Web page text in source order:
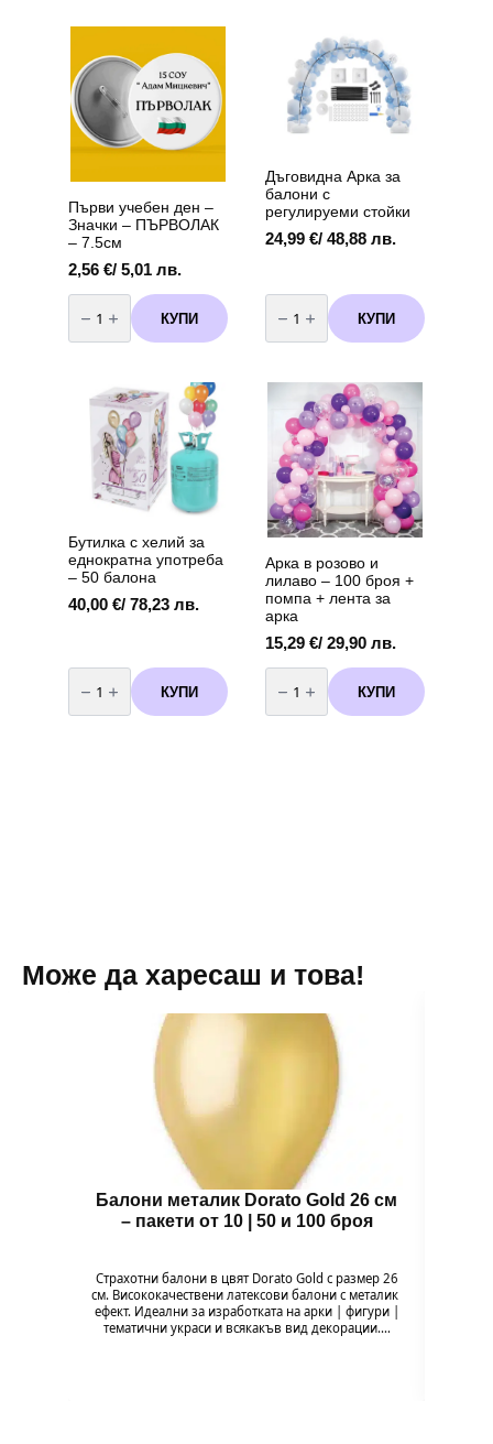
за
Първокласник
употреба
балона
Първи учебен ден –
Значки – ПЪРВОЛАК
– 7.5см
2,56 €/ 5,01 лв.
количество
за
Първи
учебен
Значки
ПЪРВОЛАК
7.5см
КУПИ
Дъговидна Арка за
балони c
регулируеми стойки
24,99 €/ 48,88 лв.
количество
за
Дъговидна
Арка
c
регулируеми
стойки
КУПИ
Бутилка с хелий за
еднократна употреба
– 50 балона
40,00 €/ 78,23 лв.
количество
за
Бутилка
с
КУПИ
Арка в розово и
лилаво – 100 броя +
помпа + лента за
арка
15,29 €/ 29,90 лв.
количество
за
Арка
в
КУПИ
Може да харесаш и това!
Балони металик Dorato Gold 26 см
– пакети от 10 | 50 и 100 броя
Страхотни балони в цвят Dorato Gold с размер 26
см. Висококачествени латексови балони с металик
ефект. Идеални за изработката на арки | фигури |
тематични украси и всякакъв вид декорации.…